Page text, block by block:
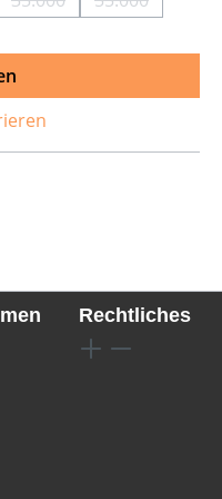
verfügbar.)
nicht verfügbar.)
Option ist zurzeit nicht
(Diese Option ist
(Diese
Rechtliches